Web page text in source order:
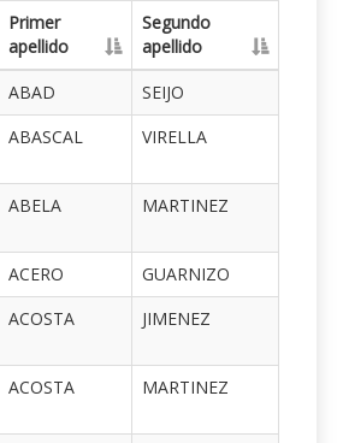
Primer
apellido
Segundo
apellido
ABAD
SEIJO
ABASCAL VIRELLA
ABELA MARTINEZ
ACERO
GUARNIZO
ACOSTA JIMENEZ
ACOSTA MARTINEZ